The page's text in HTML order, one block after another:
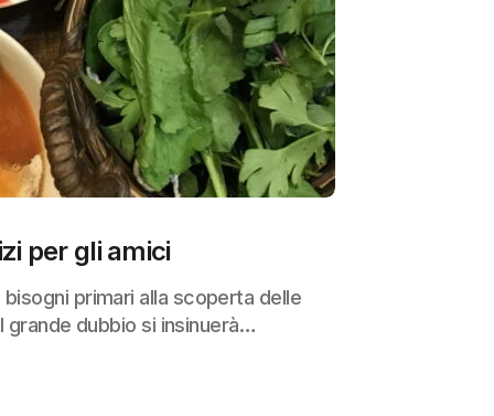
per gli amici
primari alla scoperta delle
grande dubbio si insinuerà…